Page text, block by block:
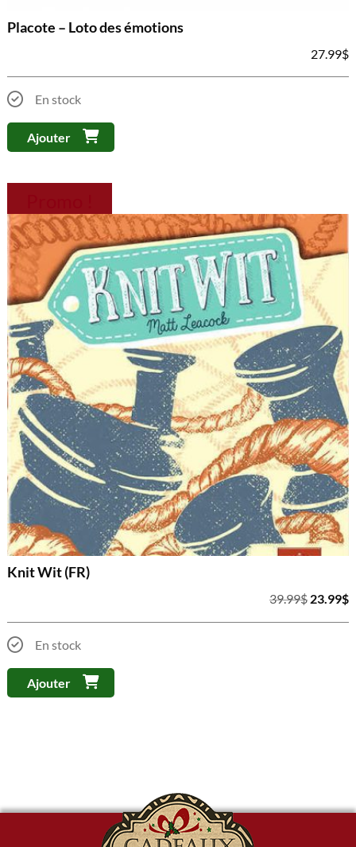
Placote – Loto des émotions
27.99$
En stock
Ajouter
Knit Wit (FR)
39.99$ Le
prix
23.99$
En stock
Ajouter